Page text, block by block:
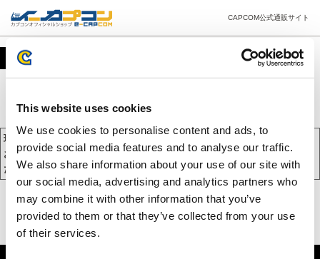
This website uses cookies
We use cookies to personalise content and ads, to
provide social media features and to analyse our traffic.
We also share information about your use of our site with
our social media, advertising and analytics partners who
may combine it with other information that you’ve
provided to them or that they’ve collected from your use
of their services.
CAPCOM公式通販サイト
カート
現在、カートには商品が入っておりません。
お買い物を続けるには下の 「お買い物を続ける」 をクリックしてく
ださい。